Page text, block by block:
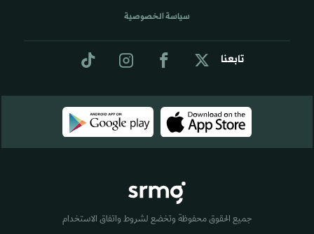
تابعنا
سياسة الخصوصية
جميع الحقوق محفوظة وتخضع لشروط واتفاق الاستخدام